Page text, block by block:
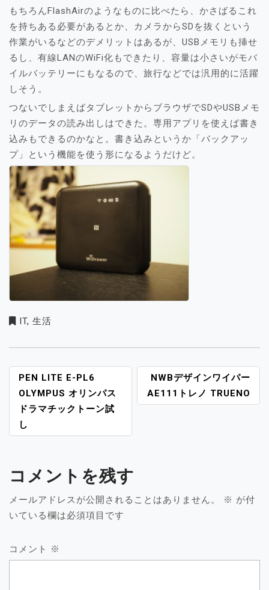
もちろんFlashAirのようなものに比べたら、かさばるこれ
を持ちある必要があるとか、カメラからSDを抜くという
作業がいるなどのデメリットはあるが、USBメモリも挿せ
るし、有線LANのWiFi化もできたり、容量は小さいがモバ
イルバッテリーにもなるので、旅行などでは汎用的に活躍
しそう。
つないでしまえばタブレットからブラウザでSDやUSBメモ
リのデータの読み出しはできた。専用アプリを使えば書き
込みもできるのかなと。書き込みというか「バックアッ
プ」という機能を使う形になるようだけど。
IT, 生活
投
稿
ナ
ビ
ゲ
ョ
ン
PEN LITE E-PL6
OLYMPUS オリンパス
ドラマチックトーン試
し
NWBデザインワイパー
AE111トレノ TRUENO
コメントを残す
メールアドレスが公開されることはありません。 ※ が付
いている欄は必須項目です
コメント ※